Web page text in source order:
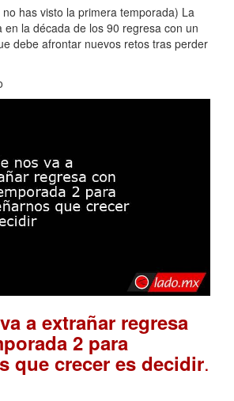
has visto la primera temporada) La
en la década de los 90 regresa con un
debe afrontar nuevos retos tras perder
a extrañar regresa
2 para
que crecer es decidir.